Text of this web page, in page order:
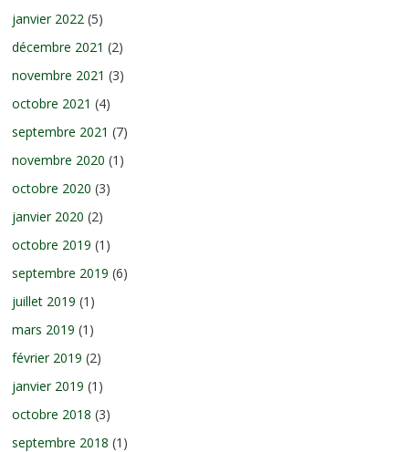
janvier 2022 (5)
décembre 2021 (2)
novembre 2021 (3)
octobre 2021 (4)
septembre 2021 (7)
novembre 2020 (1)
octobre 2020 (3)
janvier 2020 (2)
octobre 2019 (1)
septembre 2019 (6)
juillet 2019 (1)
mars 2019 (1)
février 2019 (2)
janvier 2019 (1)
octobre 2018 (3)
septembre 2018 (1)